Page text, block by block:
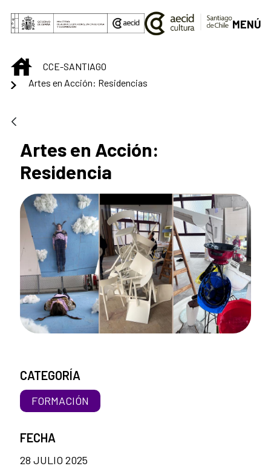
Saltar al contenido principal
MENÚ
INICIOCCE-SANTIAGO
Artes en Acción: Residencias
Artes en Acción:
Residencia
CATEGORÍA
FORMACIÓN
FECHA
28 JULIO 2025